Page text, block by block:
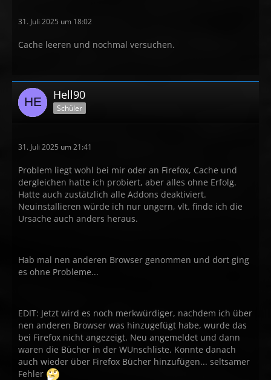
31. Juli 2025 um 18:02
Cache leeren und nochmal versuchen.
Hell90
Schüler
31. Juli 2025 um 21:41
Problem liegt wohl bei mir oder an Firefox, Cache und
dergleichen hatte ich probiert, aber alles ohne Erfolg.
Hatte auch zustätzlich alle Addons deaktiviert.
Neuinstallieren würde ich nur ungern, vlt. finde ich die
Ursache auch anders heraus.
Hab mal nen anderen Browser genommen und dort ging
es ohne Probleme...
EDIT: Jetzt wird es noch merkwürdiger, nachdem ich über
nen anderen Browser was hinzugefügt habe, wurde das
bei Firefox nicht angezeigt. Neu angemeldet und dann
waren die Bücher in der WUnschliste. Konnte danach
auch wieder über Firefox Bücher hinzufügen... seltsamer
Fehler